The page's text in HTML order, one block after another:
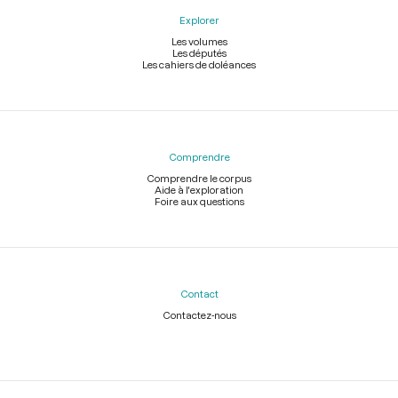
Explorer
Les volumes
Les députés
Les cahiers de doléances
Comprendre
Comprendre le corpus
Aide à l'exploration
Foire aux questions
Contact
Contactez-nous
Légal